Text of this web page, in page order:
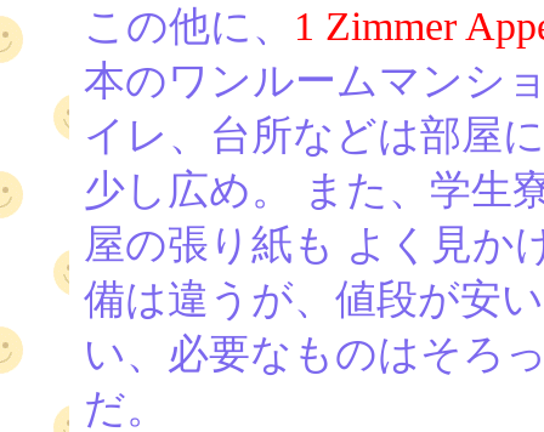
この他に、 1 Zimmer
本のワンルームマンシ
イレ、台所などは部屋
少し広め。 また、学生
屋の張り紙も よく見か
備は違うが、値段が安
い、必要なものはそろ
だ。